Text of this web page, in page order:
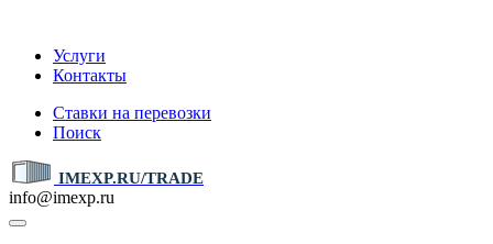
Услуги
Контакты
Ставки на перевозки
Поиск
IMEXP.RU/TRADE
info@imexp.ru